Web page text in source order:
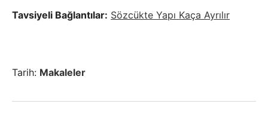
Tavsiyeli Bağlantılar: Sözcükte Yapı Kaça Ayrılır
Tarih: Makaleler